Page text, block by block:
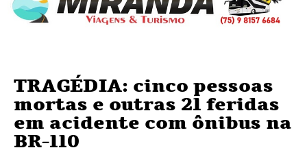
TRAGÉDIA: cinco pessoas
mortas e outras 21 feridas
em acidente com ônibus na
BR-110